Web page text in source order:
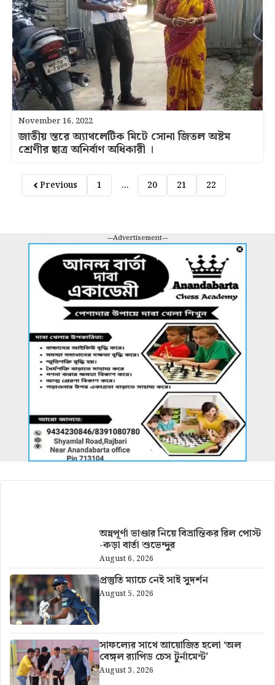
November 16, 2022
জাতীয় স্তরে অ্যাথলেটিক মিটে সোনা জিতল অষ্টম
শ্রেণীর ছাত্র অনির্বাণ অধিকারী ।
Previous 1 … 20 21 22
---Advertisement---
অন্নপূর্ণা ভাণ্ডার নিয়ে বিভ্রান্তিকর রিল পোস্ট
-কড়া বার্তা শুভেন্দুর
August 6, 2026
প্রস্তুতি ম্যাচে নেই সাই সুদর্শন
August 5, 2026
সাফল্যের সাথে আয়োজিত হলো ‘অল
বেঙ্গল র‍্যাপিড চেস টুর্নামেন্ট’
August 3, 2026